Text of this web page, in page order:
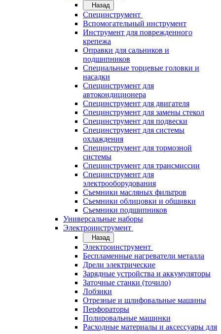
Назад
Специнструмент
Вспомогательный инструмент
Инструмент для поврежденного
крепежа
Оправки для сальников и
подшипников
Специальные торцевые головки и
насадки
Специнструмент для
автокондиционера
Специнструмент для двигателя
Специнструмент для замены стекол
Специнструмент для подвески
Специнструмент для системы
охлаждения
Специнструмент для тормозной
системы
Специнструмент для трансмиссии
Специнструмент для
электрооборудования
Съемники масляных фильтров
Съемники облицовки и обшивки
Съемники подшипников
Универсальные наборы
Электроинструмент
Назад
Электроинструмент
Беспламенные нагреватели металла
Дрели электрические
Зарядные устройства и аккумуляторы
Заточные станки (точило)
Лобзики
Отрезные и шлифовальные машины
Перфораторы
Полировальные машинки
Расходные материалы и аксессуары для